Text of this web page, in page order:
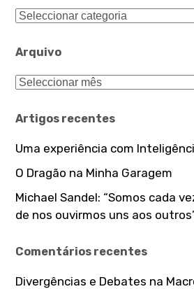
Categorias
Arquivo
Arquivo
Artigos recentes
Uma experiência com
O Dragão na Minha Garagem
Michael Sandel: “Somos cada
de nos ouvirmos uns aos
Comentários recentes
Divergências e Debates na